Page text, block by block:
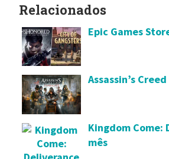
Relacionados
Epic Games
Assassin’s
Kingdom Come:
mês